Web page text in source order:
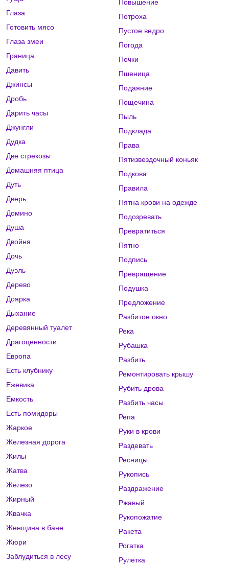
Глаза
Готовить мясо
Глаза змеи
Граница
Давить
Джинсы
Дробь
Дарить часы
Джунгли
Дудка
Две стрекозы
Домашняя птица
Дуть
Дверь
Домино
Душа
Двойня
Дочь
Дуэль
Дерево
Доярка
Дыхание
Деревянный туалет
Драгоценности
Европа
Есть клубнику
Ежевика
Емкость
Есть помидоры
Жаркое
Железная дорога
Жилы
Жатва
Железо
Жирный
Жвачка
Женщина в бане
Жюри
Заблудиться в лесу
Повышение
Потроха
Пустое ведро
Погода
Почки
Пшеница
Подаяние
Пощечина
Пыль
Подклада
Права
Пятизвездочный коньяк
Подкова
Правила
Пятна крови на одежде
Подозревать
Превратиться
Пятно
Подпись
Превращение
Подушка
Предложение
Разбитое окно
Река
Рубашка
Разбить
Ремонтировать крышу
Рубить дрова
Разбить часы
Репа
Руки в крови
Раздевать
Ресницы
Рукопись
Раздражение
Ржавый
Рукопожатие
Ракета
Рогатка
Рулетка